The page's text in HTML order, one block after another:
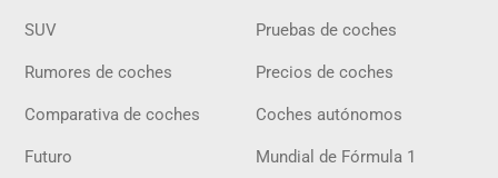
SUV Pruebas de coches
Rumores de coches Precios de coches
Comparativa de coches Coches autónomos
Futuro Mundial de Fórmula 1